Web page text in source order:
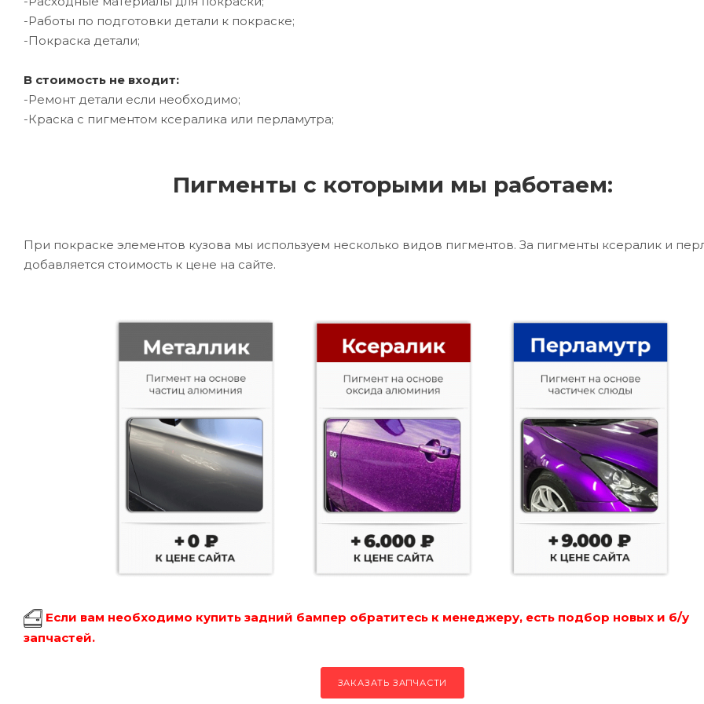
-Работы по подготовки детали к покраске;
-Покраска детали;
В стоимость не входит:
-Ремонт детали если необходимо;
-Краска с пигментом ксералика или перламутра;
Пигменты с которыми мы работаем:
При покраске элементов кузова мы используем несколько видов пигментов. За пигменты ксералик и
добавляется стоимость к цене на сайте.
Если вам необходимо купить задний бампер обратитесь к менеджеру, есть подбор новых и б/у
запчастей.
ЗАКАЗАТЬ ЗАПЧАСТИ